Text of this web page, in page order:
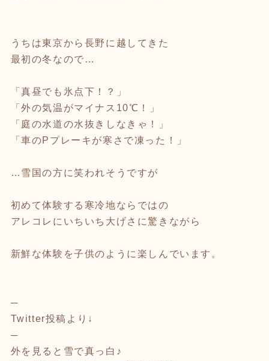
うちは東京から長野に越してきた
最初の冬なので…
「真昼でも氷点下！？」
「外の気温がマイナス10℃！」
「庭の水道の水抜きしなきゃ！」
「車のPプレーキが寒さで凍った！」
…雪国の方に笑われそうですが
初めて体験する寒冷地ならではの
アレコレにいちいち大げさに驚きながら
新鮮な体験を子供のように楽しんでいます。
─
Twitter投稿より↓
─
外を見ると雪で真っ白♪